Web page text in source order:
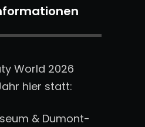
World 2026
hier statt:
& Dumont-